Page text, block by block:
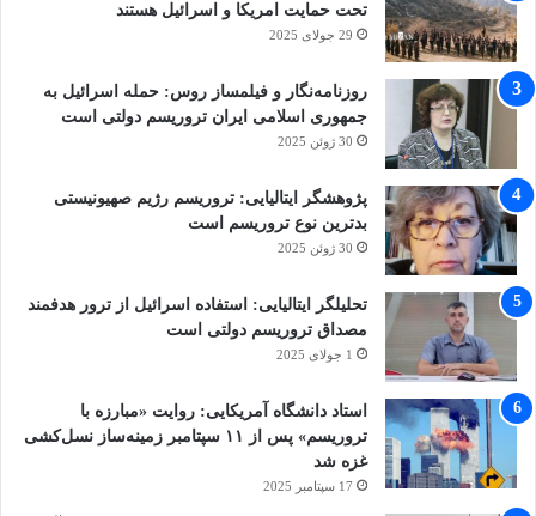
تحت حمایت امریکا و اسرائیل هستند
29 جولای 2025
روزنامه‌نگار و فیلمساز روس: حمله اسرائیل به
جمهوری اسلامی ایران تروریسم دولتی است
30 ژوئن 2025
پژوهشگر ایتالیایی: تروریسم رژیم صهیونیستی
بدترین نوع تروریسم است
30 ژوئن 2025
تحلیلگر ایتالیایی: استفاده اسرائیل از ترور هدفمند
مصداق تروریسم دولتی است
1 جولای 2025
استاد دانشگاه آمریکایی: روایت «مبارزه با
تروریسم» پس از ۱۱ سپتامبر زمینه‌ساز نسل‌کشی
غزه شد
17 سپتامبر 2025